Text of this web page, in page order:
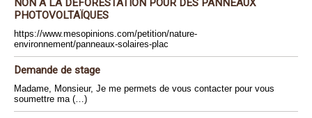
NON A LA DEFORESTATION POUR DES PANNEAUX
PHOTOVOLTAÏQUES
https://www.mesopinions.com/petition/nature-
environnement/panneaux-solaires-plac
Demande de stage
Madame, Monsieur, Je me permets de vous contacter pour vous
soumettre ma (…)